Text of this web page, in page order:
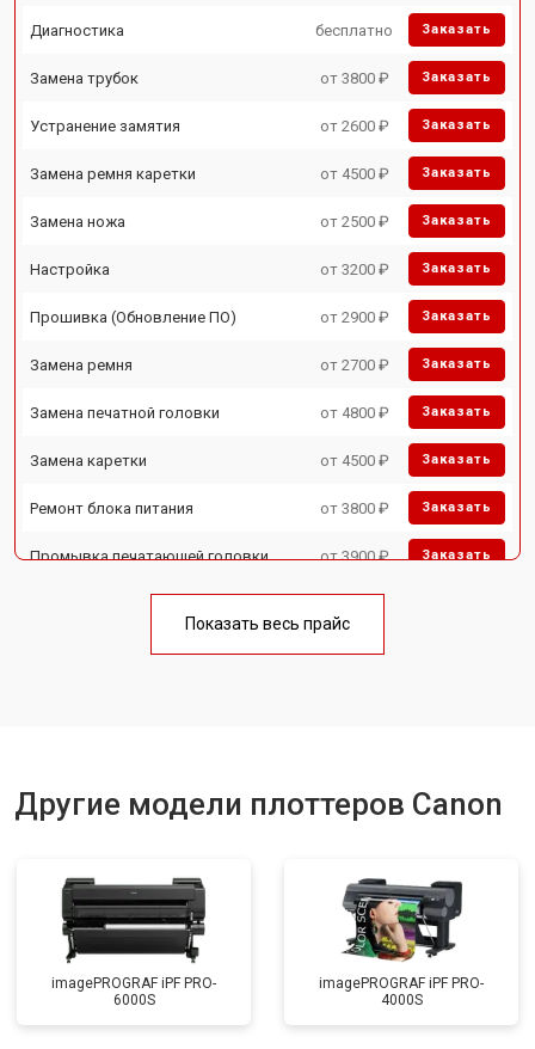
Диагностика бесплатно Заказать
Замена трубок от 3800 ₽ Заказать
Устранение замятия от 2600 ₽ Заказать
Замена ремня каретки от 4500 ₽ Заказать
Замена ножа от 2500 ₽ Заказать
Настройка от 3200 ₽ Заказать
Прошивка (Обновление ПО) от 2900 ₽ Заказать
Замена ремня от 2700 ₽ Заказать
Замена печатной головки от 4800 ₽ Заказать
Замена каретки от 4500 ₽ Заказать
Ремонт блока питания от 3800 ₽ Заказать
Промывка печатающей головки от 3900 ₽ Заказать
Показать весь прайс
Другие модели плоттеров Canon
imagePROGRAF iPF PRO-
6000S
imagePROGRAF iPF PRO-
4000S